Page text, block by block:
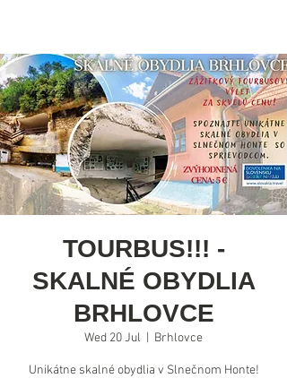
TOURBUS!!! -
SKALNÉ OBYDLIA
BRHLOVCE
Wed 20 Jul Brhlovce